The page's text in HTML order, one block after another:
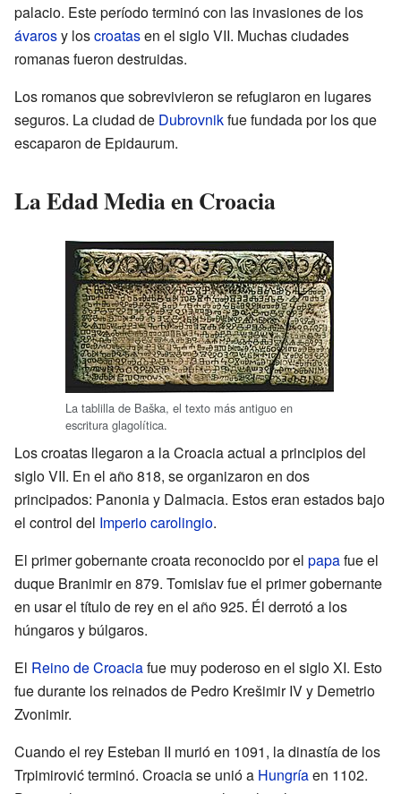
palacio. Este período terminó con las invasiones de los
ávarosy loscroatasen el siglo VII. Muchas ciudades
romanas fueron destruidas.
Los romanos que sobrevivieron se refugiaron en lugares
seguros. La ciudad de Dubrovnikfue fundada por los que
escaparon de Epidaurum.
La Edad Media en Croacia
La tablilla de Baška, el texto más antiguo en
escritura glagolítica.
Los croatas llegaron a la Croacia actual a principios del
siglo VII. En el año 818, se organizaron en dos
principados: Panonia y Dalmacia. Estos eran estados bajo
el control del Imperio carolingio.
El primer gobernante croata reconocido por el papafue el
duque Branimir en 879. Tomislav fue el primer gobernante
en usar el título de rey en el año 925. Él derrotó a los
húngaros y búlgaros.
El Reino de Croaciafue muy poderoso en el siglo XI. Esto
fue durante los reinados de Pedro Krešimir IV y Demetrio
Zvonimir.
Cuando el rey Esteban II murió en 1091, la dinastía de los
Trpimirović terminó. Croacia se unió a Hungríaen 1102.